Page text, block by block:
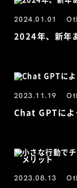
2024.01.01
2024年、新年
2023.11.19
Chat GPTによ
2023.08.13